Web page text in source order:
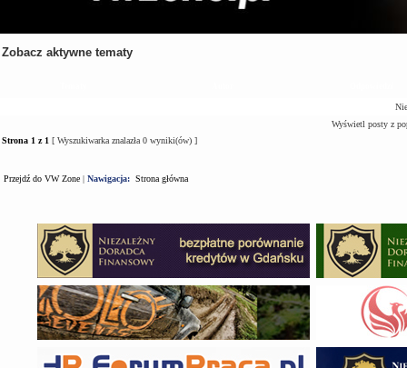
Zobacz aktywne tematy
Wyświetl posty z
Strona 1 z 1 [ Wyszukiwarka znalazła 0 wyniki(ów) ]
Przejdź do VW Zone | Nawigacja: Strona główna